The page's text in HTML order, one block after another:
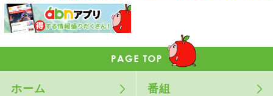
ホーム 番組